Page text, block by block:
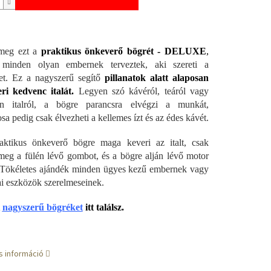
ezt a praktikus önkeverő bögrét - DELUXE,
minden olyan embernek terveztek, aki szereti a
Ez a nagyszerű segítő pillanatok alatt alaposan
kedvenc italát. Legyen szó kávéról, teáról vagy
italról, a bögre parancsra elvégzi a munkát,
pedig csak élvezheti a kellemes ízt és az édes kávét.
önkeverő bögre maga keveri az italt, csak
a fülén lévő gombot, és a bögre alján lévő motor
ajándék minden ügyes kezű embernek vagy
eszközök szerelmeseinek.
nagyszerű bögréket itt találsz.
információ